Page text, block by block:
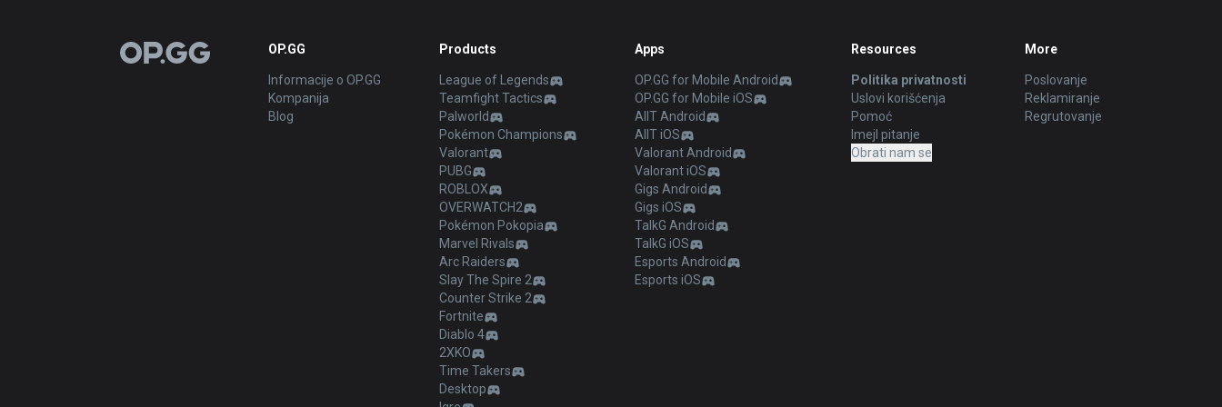
OP.GG OP.GG
Informacije o OP.GG
Kompanija
Blog
Products
League of Legends
Teamfight Tactics
Palworld
Pokémon Champions
Valorant
PUBG
ROBLOX
OVERWATCH2
Pokémon Pokopia
Marvel Rivals
Arc Raiders
Slay The Spire 2
Counter Strike 2
Fortnite
Diablo 4
2XKO
Time Takers
Desktop
Apps
OP.GG for Mobile Android
OP.GG for Mobile iOS
AllT Android
AllT iOS
Valorant Android
Valorant iOS
Gigs Android
Gigs iOS
TalkG Android
TalkG iOS
Esports Android
Esports iOS
Resources
Politika privatnosti
Uslovi korišćenja
Pomoć
Imejl pitanje
Obrati nam se
More
Poslovanje
Reklamiranje
Regrutovanje